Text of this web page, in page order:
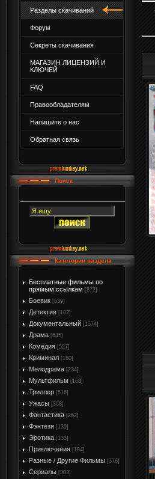
Разделы скачиваний
Форум
Секреты скачивания
МАГАЗИН ЛИЦЕНЗИЙ И
КЛЮЧЕЙ
FAQ
Правообладателям
Напишите о нас
Обратная связь
Поиск
Категории раздела
Бесплатные фильмы по
прямым ссылкам [872]
Боевик [539]
Детектив [102]
Документальный [1574]
Драма [645]
Комедия [527]
Криминал [160]
Мелодрама [234]
Мультфильм [168]
Триллер [516]
Ужасы [368]
Фантастика [262]
Фэнтези [139]
Эротика [133]
Приключения [184]
Разные / Другие Фильмы [378]
Сериалы [383]